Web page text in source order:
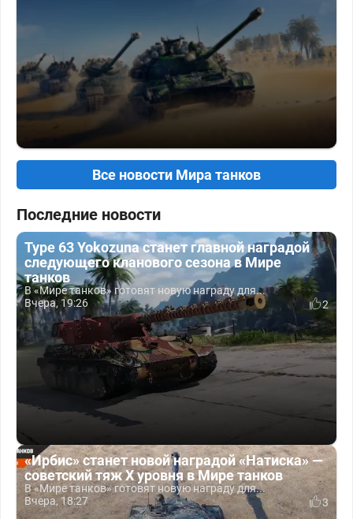
Все новости Мира танков
Последние новости
Type 63 Yokozuna станет главной наградой
следующего кланового сезона в Мире
танков
В «Мире танков» готовят новую награду для...
Вчера, 19:26
2
«Ирбис» станет новой наградой «Натиска» —
советский тяж X уровня в Мире танков
В «Мире танков» готовят новую награду для...
Вчера, 18:27
3